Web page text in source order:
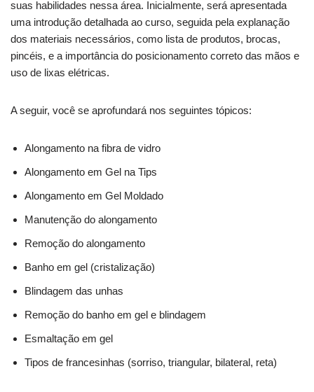
suas habilidades nessa área. Inicialmente, será apresentada
uma introdução detalhada ao curso, seguida pela explanação
dos materiais necessários, como lista de produtos, brocas,
pincéis, e a importância do posicionamento correto das mãos e
uso de lixas elétricas.
A seguir, você se aprofundará nos seguintes tópicos:
Alongamento na fibra de vidro
Alongamento em Gel na Tips
Alongamento em Gel Moldado
Manutenção do alongamento
Remoção do alongamento
Banho em gel (cristalização)
Blindagem das unhas
Remoção do banho em gel e blindagem
Esmaltação em gel
Tipos de francesinhas (sorriso, triangular, bilateral, reta)